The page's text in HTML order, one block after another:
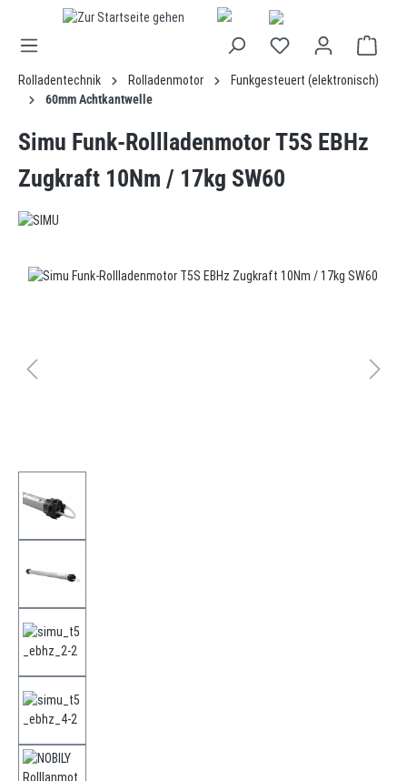
springen
Rolladentechnik Rolladenmotor
Funkgesteuert (elektronisch)
60mm Achtkantwelle
Simu Funk-Rollladenmotor T5S EBHz
Zugkraft 10Nm / 17kg SW60
Bildergalerie überspringen